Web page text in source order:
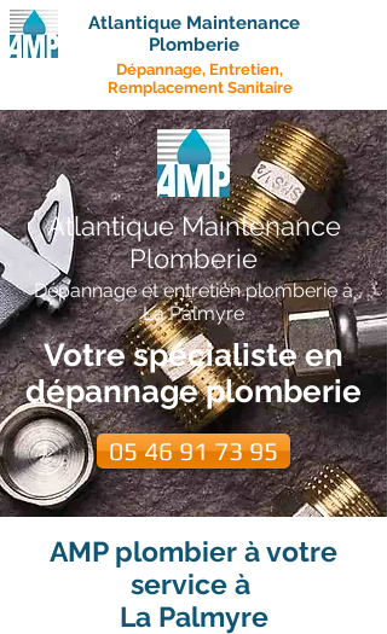
Atlantique Maintenance
Plomberie
Dépannage, Entretien,
Remplacement Sanitaire
Atlantique Maintenance
Plomberie
Dépannage et entretien plomberie à
La Palmyre
Votre spécialiste en
dépannage plomberie
05 46 91 73 95
AMP plombier à votre
service à
La Palmyre